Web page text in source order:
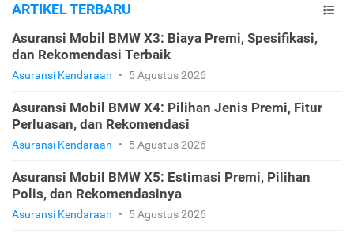
ARTIKEL TERBARU
Asuransi Mobil BMW X3: Biaya Premi, Spesifikasi,
dan Rekomendasi Terbaik
Asuransi Kendaraan • 5 Agustus 2026
Asuransi Mobil BMW X4: Pilihan Jenis Premi, Fitur
Perluasan, dan Rekomendasi
Asuransi Kendaraan • 5 Agustus 2026
Asuransi Mobil BMW X5: Estimasi Premi, Pilihan
Polis, dan Rekomendasinya
Asuransi Kendaraan • 5 Agustus 2026